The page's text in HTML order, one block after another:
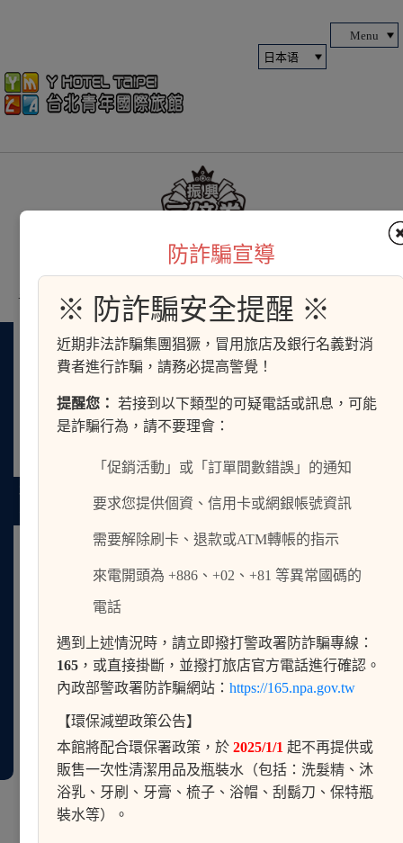
Menu
予約TOP> オンライン予約 > 一般的な予約
検索
詳細情報
NT 2100以上
オンライン予約
防詐騙宣導
※ 防詐騙安全提醒 ※
近期非法詐騙集團猖獗，冒用旅店及銀行名義對消
費者進行詐騙，請務必提高警覺！
提醒您： 若接到以下類型的可疑電話或訊息，可能
是詐騙行為，請不要理會：
「促銷活動」或「訂單間數錯誤」的通知
要求您提供個資、信用卡或網銀帳號資訊
需要解除刷卡、退款或ATM轉帳的指示
來電開頭為 +886、+02、+81 等異常國碼的
電話
遇到上述情況時，請立即撥打警政署防詐騙專線：
165 ，或直接掛斷，並撥打旅店官方電話進行確認。
內政部警政署防詐騙網站：https://165.npa.gov.tw
【環保減塑政策公告】
本館將配合環保署政策，於2025/1/1 起不再提供或
販售一次性清潔用品及瓶裝水（包括：洗髮精、沐
浴乳、牙刷、牙膏、梳子、浴帽、刮鬍刀、保特瓶
裝水等）。